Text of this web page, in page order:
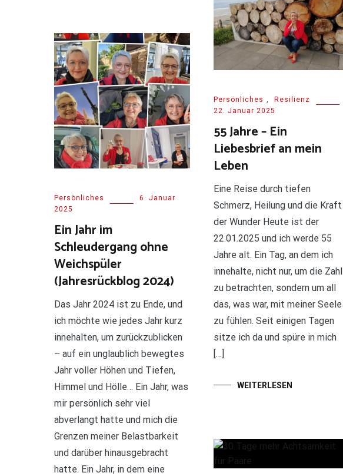
Persönliches ,
Resilienz
22. Januar 2025
55 Jahre – Ein
Liebesbrief an mein
Leben
Eine Reise durch tiefen
Schmerz, Heilung und die Kraft
der Wunder Heute ist der
22.01.2025 und ich werde 55
Jahre alt. Ein Tag, an dem ich
innehalte, nicht nur, um die Zahl
zu betrachten, sondern um all
das, was war, mit meiner Seele
zu fühlen. Seit einigen Tagen
sitze ich da und spüre in mich
[…]
WEITERLESEN
Persönliches
6. Januar
2025
Ein Jahr im
Schleudergang ohne
Weichspüler
(Jahresrückblog 2024)
Das Jahr 2024 ist zu Ende, und
ich möchte wie jedes Jahr kurz
innehalten, um zurückzublicken
– auf ein unglaublich bewegtes
Jahr voller Höhen und Tiefen,
Himmel und Hölle… Ein Jahr, was
mir persönlich sehr viel
abverlangt hatte und mich die
Grenzen meiner Belastbarkeit
und darüber hinausgebracht
hatte. Ein Jahr, in dem eine